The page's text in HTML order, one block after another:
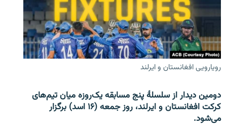
رویارویی افغانستان و ایرلند
دومین دیدار از سلسلۀ پنج مسابقه یک‌روزه میان تیم‌های
کرکت افغانستان و ایرلند، روز جمعه (۱۶ اسد) برگزار
می‌شود.